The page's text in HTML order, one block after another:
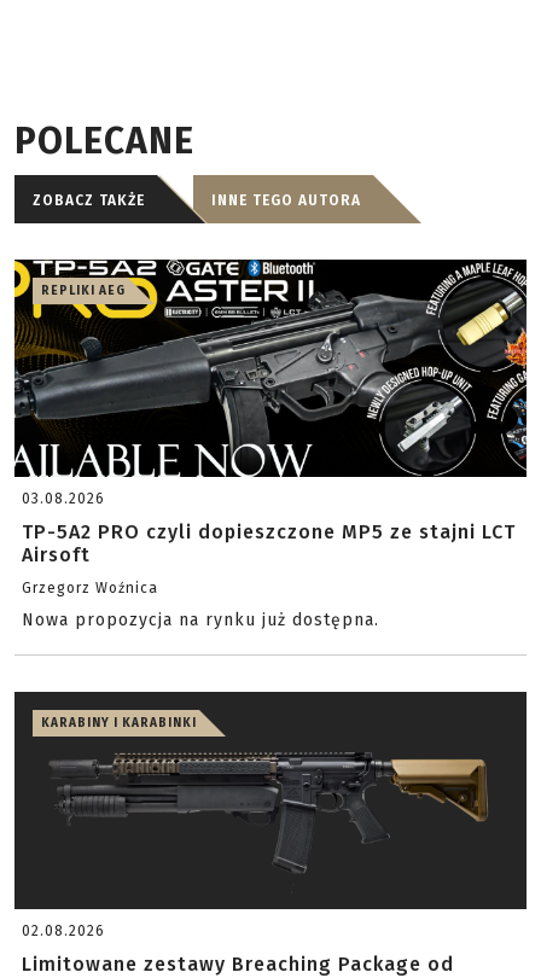
POLECANE
ZOBACZ TAKŻE INNE TEGO AUTORA
REPLIKI AEG
03.08.2026
TP-5A2 PRO czyli dopieszczone MP5 ze stajni LCT
Airsoft
Grzegorz Woźnica
Nowa propozycja na rynku już dostępna.
KARABINY I KARABINKI
02.08.2026
Limitowane zestawy Breaching Package od